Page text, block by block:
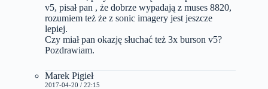
v5, pisał pan , że dobrze wypadają z muses 8820,
rozumiem też że z sonic imagery jest jeszcze
lepiej.
Czy miał pan okazję słuchać też 3x burson v5?
Pozdrawiam.
Marek Pigieł
2017-04-20 / 22:15